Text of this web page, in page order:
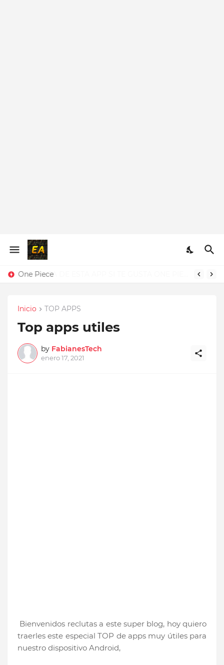
One Piece
Inicio TOP APPS
Top apps utiles
by FabianesTech
enero 17, 2021
Bienvenidos reclutas a este super blog, hoy quiero
traerles este especial TOP de apps muy útiles para
nuestro dispositivo Android,